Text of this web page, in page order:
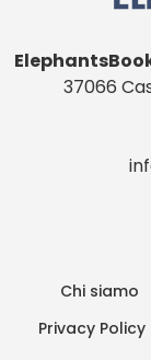
37066
Chi siamo
Privacy Policy